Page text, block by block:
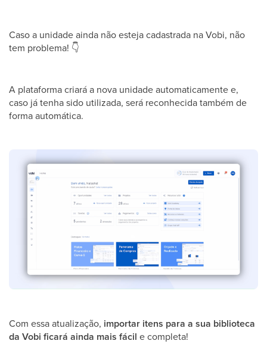
Caso a unidade ainda não esteja cadastrada na Vobi, não
tem problema! 👇
A plataforma criará a nova unidade automaticamente e,
caso já tenha sido utilizada, será reconhecida também de
forma automática.
Com essa atualização, importar itens para a sua biblioteca
da Vobi ficará ainda mais fácil e completa!